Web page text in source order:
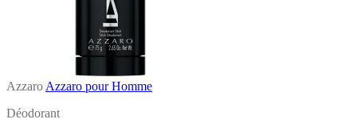
Azzaro Azzaro pour Homme
Déodorant